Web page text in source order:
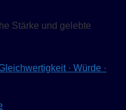
Stärke und gelebte
· Würde ·